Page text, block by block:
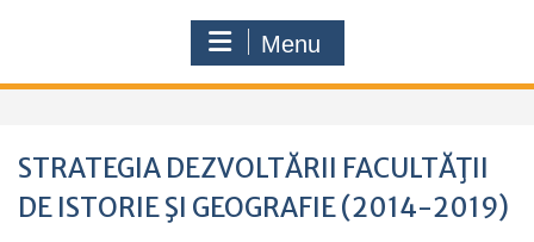
Menu
STRATEGIA DEZVOLTĂRII FACULTĂŢII
DE ISTORIE ŞI GEOGRAFIE (2014-2019)